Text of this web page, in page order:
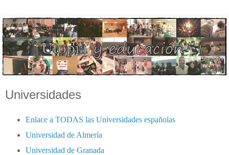
Universidades
Enlace a TODAS las Universidades españolas
Universidad de Almería
Universidad de Granada